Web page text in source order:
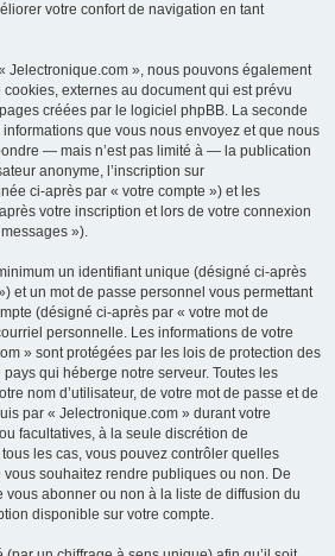
votre confort de navigation en tant
Jelectronique.com », nous pouvons également
externes au document qui est prévu
créées par le logiciel phpBB. La seconde
que vous nous envoyez et que nous
— mais n’est pas limité à — la publication
anonyme, l’inscription sur
ci-après par « votre compte ») et les
votre inscription et lors de votre connexion
»).
un identifiant unique (désigné ci-après
et un mot de passe personnel vous permettant
(désigné ci-après par « votre mot de
personnelle. Les informations de votre
» sont protégées par les lois de protection des
qui héberge notre serveur. Toutes les
nom d’utilisateur, de votre mot de passe et de
par « Jelectronique.com » durant votre
facultatives, à la seule discrétion de
les cas, vous pouvez contrôler quelles
souhaitez rendre publiques ou non. De
abonner ou non à la liste de diffusion du
disponible sur votre compte.